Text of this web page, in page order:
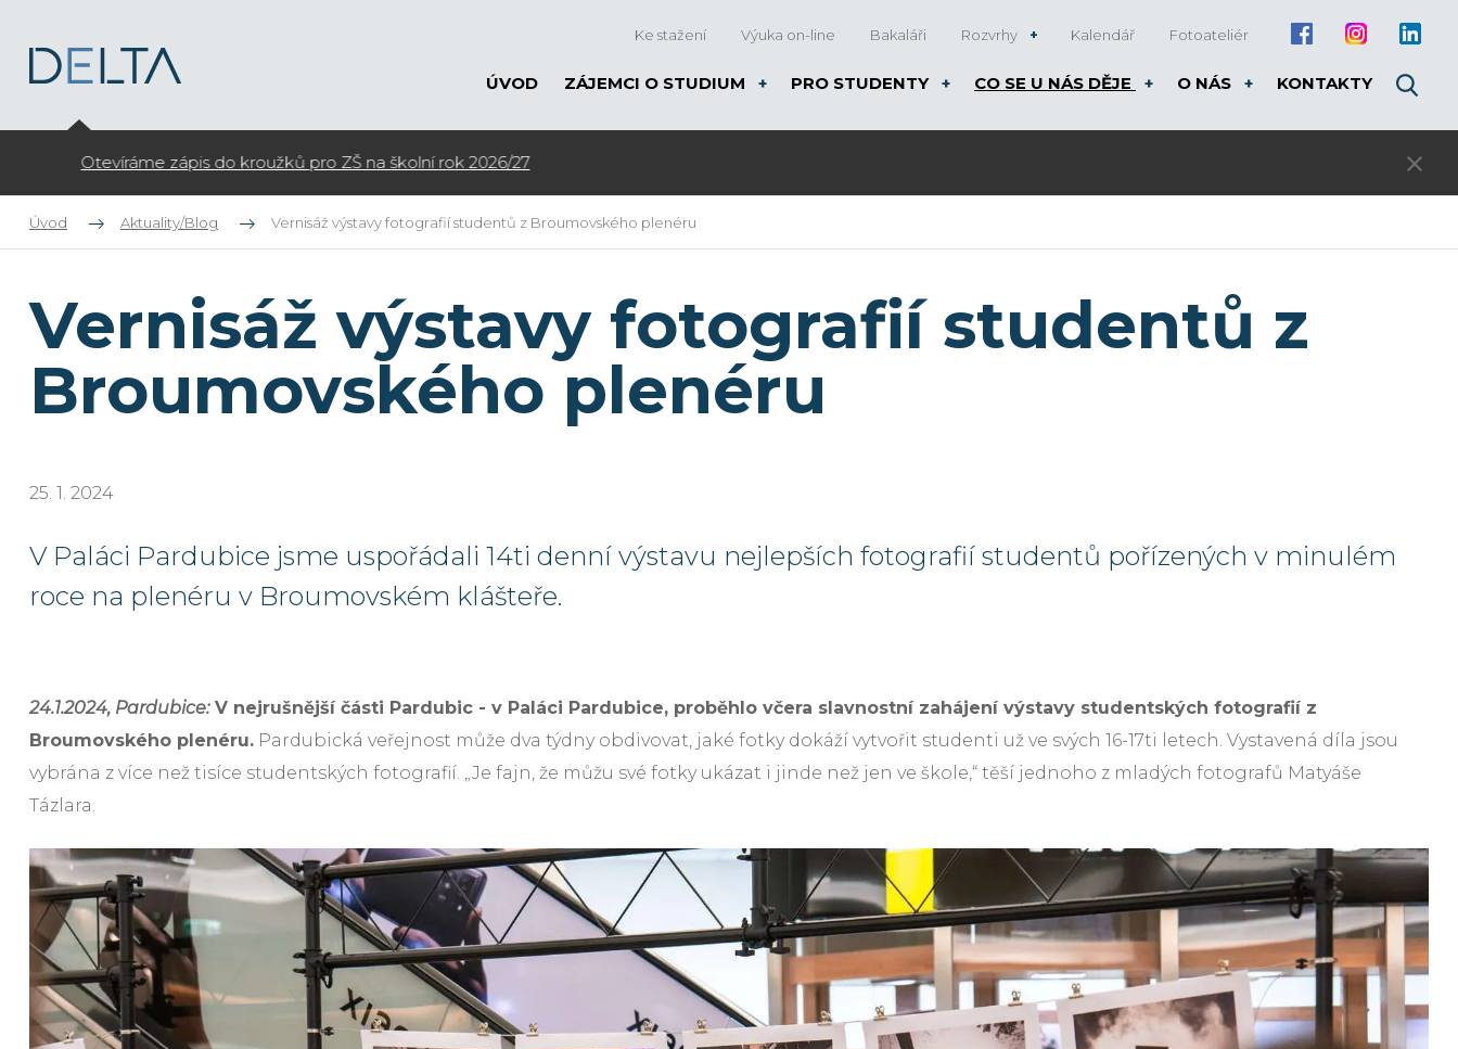
Ke stažení Výuka on-line Bakaláři Rozvrhy Kalendář Fotoateliér
ÚVOD ZÁJEMCI O STUDIUM PRO STUDENTY CO SE U NÁS DĚJE O NÁS KONTAKTY
Otevíráme zápis do kroužků pro ZŠ na školní rok 2026/27 3. kolo přijímacího řízení pro rok
Úvod Aktuality/Blog Vernisáž výstavy fotografií studentů z Broumovského plenéru
Vernisáž výstavy fotografií studentů z
Broumovského plenéru
25. 1. 2024
V Paláci Pardubice jsme uspořádali 14ti denní výstavu nejlepších fotografií studentů pořízených v minulém
roce na plenéru v Broumovském klášteře.
24.1.2024, Pardubice:V nejrušnější části Pardubic - v Paláci Pardubice, proběhlo včera slavnostní zahájení výstavy studentských fotografií z
Broumovského plenéru. Pardubická veřejnost může dva týdny obdivovat, jaké fotky dokáží vytvořit studenti už ve svých 16-17ti letech. Vystavená díla jsou
vybrána z více než tisíce studentských fotografií. „Je fajn, že můžu své fotky ukázat i jinde než jen ve škole,“ těší jednoho z mladých fotografů Matyáše
Tázlara.